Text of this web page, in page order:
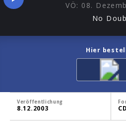
VÖ: 08.
No
Hier
Veröffentlichung
8.12.2003 CD